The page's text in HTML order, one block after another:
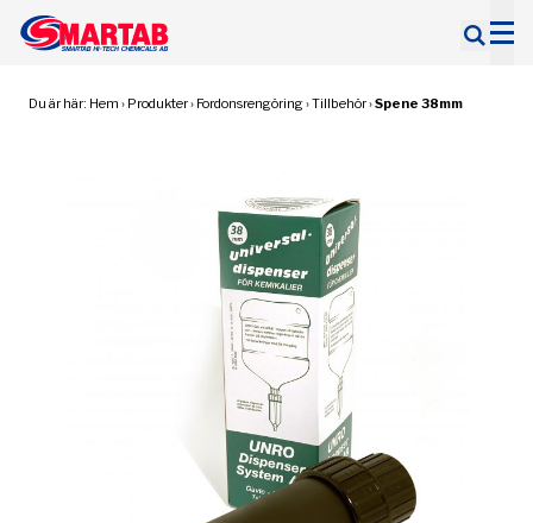
Sök
Du är här: Hem › Produkter› Fordonsrengöring›Tillbehör›Spene 38mm